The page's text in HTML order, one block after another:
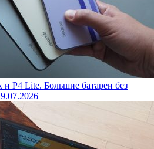
и P4 Lite. Большие батареи без